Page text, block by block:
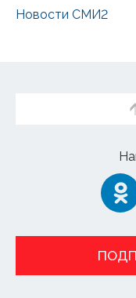
Новости СМИ2